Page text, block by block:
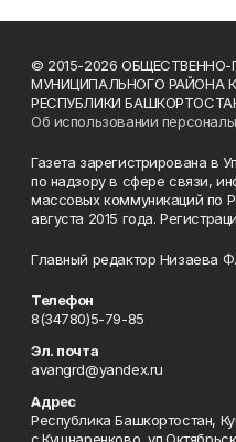
© 2015-2026
МУНИЦИПАЛЬНОГО РАЙОНА
РЕСПУБЛИКИ
Об использовании
Газета зарегистрирована в
по надзору в сфере связи,
массовых коммуникаций по
августа 2015 года.
Главный редактор Низаева
Телефон
8(34780)5-79-85
Эл. почта
avangrd@yandex.ru
Адрес
Республика Башкортостан,